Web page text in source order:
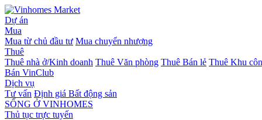
Dự án
Mua
Mua từ chủ đầu tư Mua chuyển nhượng
Thuê
Thuê nhà ở/Kinh doanh Thuê Văn phòng Thuê Bán lẻ Thuê Khu
Bán VinClub
Dịch vụ
Tư vấn Định giá Bất động sản
SỐNG Ở VINHOMES
Thủ tục trực tuyến